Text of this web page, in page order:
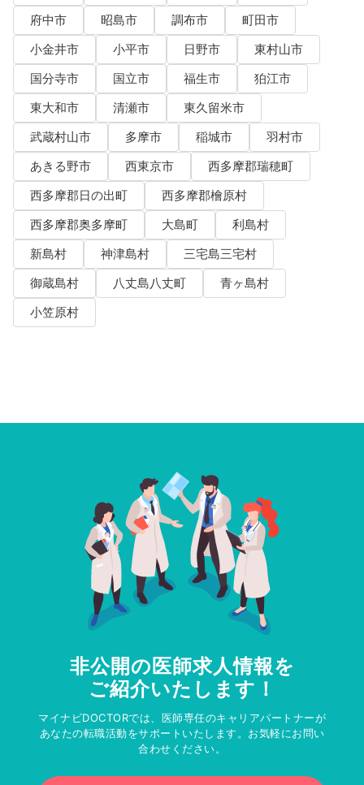
府中市
昭島市 調布市
町田市
小金井市
小平市 日野市
東村山市
国分寺市
国立市 福生市
狛江市
東大和市
清瀬市
東久留米市
武蔵村山市
多摩市 稲城市
羽村市
あきる野市
西東京市
西多摩郡瑞穂町
西多摩郡日の出町
西多摩郡檜原村
西多摩郡奥多摩町
大島町
利島村
新島村
神津島村
三宅島三宅村
御蔵島村
八丈島八丈町
青ヶ島村
小笠原村
非公開の医師求人情報を
ご紹介いたします！
マイナビDOCTORでは、医師専任のキャリアパートナーが
あなたの転職活動をサポートいたします。お気軽にお問い
合わせください。